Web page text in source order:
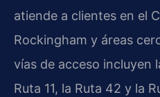
atiende a clientes en el
Rockingham y áreas
vías de acceso incluyen
Ruta 11, la Ruta 42 y la